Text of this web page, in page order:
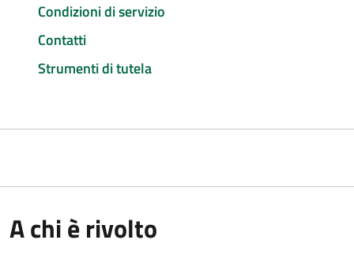
Condizioni di servizio
Contatti
Strumenti di tutela
A chi è rivolto